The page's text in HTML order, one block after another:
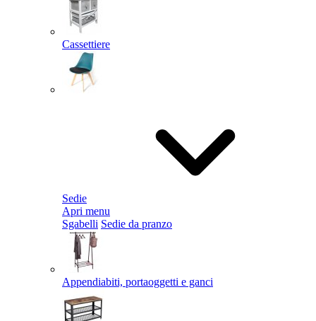
Cassettiere
Sedie
Apri menu
Sgabelli Sedie da pranzo
Appendiabiti, portaoggetti e ganci